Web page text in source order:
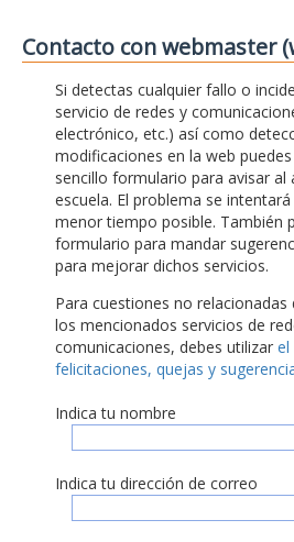
Contacto con webmaster
Si detectas cualquier fallo o
servicio de redes y
electrónico, etc.) así como
modificaciones en la web
sencillo formulario para avisar al
escuela. El problema se
menor tiempo posible. También
formulario para mandar
para mejorar dichos servicios.
Para cuestiones no
los mencionados servicios de
comunicaciones, debes utilizar el
felicitaciones, quejas y
Indica tu nombre
Indica tu dirección de correo